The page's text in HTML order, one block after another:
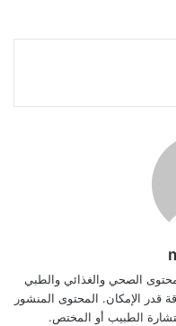
الصحي والغذائي والطبي
قدر الإمكان. المحتوى المنشور
الطبيب أو المختص.